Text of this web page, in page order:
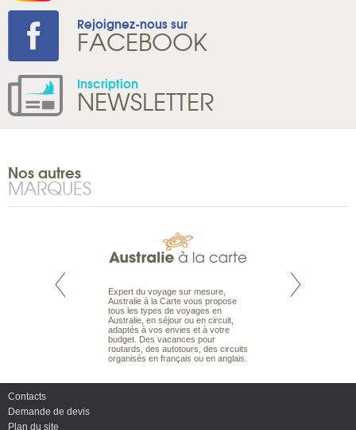
Rejoignez-nous sur
FACEBOOK
Inscription
NEWSLETTER
Nos autres
MARQUES
est le spécialiste
Expert du voyage sur mesure,
Australie à la Carte vous propose
tous les types de voyages en
Australie, en séjour ou en circuit,
adaptés à vos envies et à votre
budget. Des vacances pour
routards, des autotours, des circuits
organisés en français ou en anglais.
Parce qu’ils sont
Contacts
Demande de devis
Plan du site